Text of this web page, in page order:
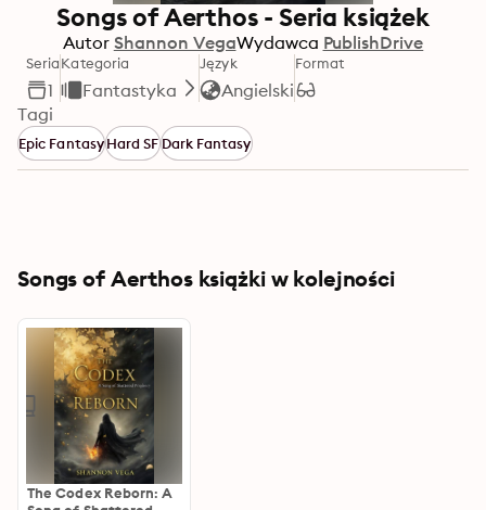
Songs of Aerthos - Seria książek
Autor Shannon VegaWydawca PublishDrive
Seria
1
Kategoria
Fantastyka
Język
Angielski
Format
Tagi
Epic FantasyHard SFDark Fantasy
Songs of Aerthos książki w kolejności
The Codex Reborn: A